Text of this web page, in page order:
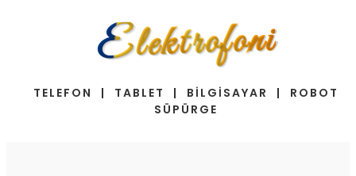
Elektrofoni
TELEFON | TABLET | BİLGİSAYAR | ROBOT
SÜPÜRGE